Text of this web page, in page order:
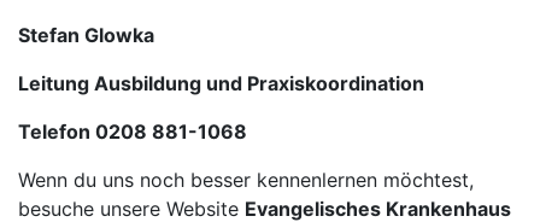
Stefan Glowka
Leitung Ausbildung und Praxiskoordination
Telefon 0208 881-1068
Wenn du uns noch besser kennenlernen möchtest,
besuche unsere Website Evangelisches Krankenhaus